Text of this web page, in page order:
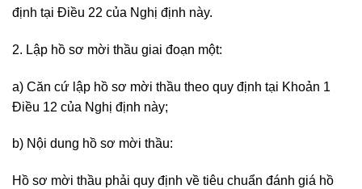
định tại Điều 22 của Nghị định này.
2. Lập hồ sơ mời thầu giai đoạn một:
a) Căn cứ lập hồ sơ mời thầu theo quy định tại Khoản 1
Điều 12 của Nghị định này;
b) Nội dung hồ sơ mời thầu:
Hồ sơ mời thầu phải quy định về tiêu chuẩn đánh giá hồ